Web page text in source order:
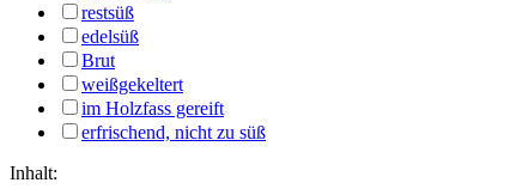
restsüß
edelsüß
Brut
weißgekeltert
im Holzfass gereift
erfrischend, nicht zu süß
Inhalt: